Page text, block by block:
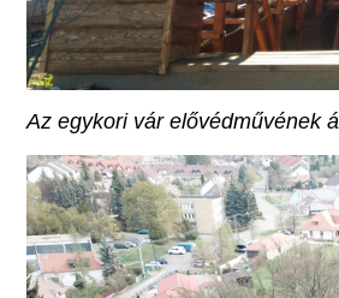
Az egykori vár elővédművének